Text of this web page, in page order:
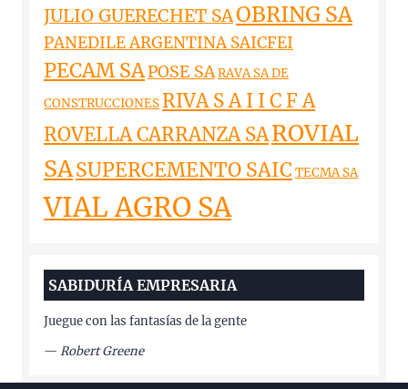
JULIO GUERECHET SAOBRING SA
PANEDILE ARGENTINA SAICFEI
PECAM SAPOSE SARAVA SA DE
CONSTRUCCIONES RIVA S A I I C F A
ROVELLA CARRANZA SAROVIAL
SASUPERCEMENTO SAIC TECMA SA
VIAL AGRO SA
SABIDURÍA EMPRESARIA
Juegue con las fantasías de la gente
— Robert Greene